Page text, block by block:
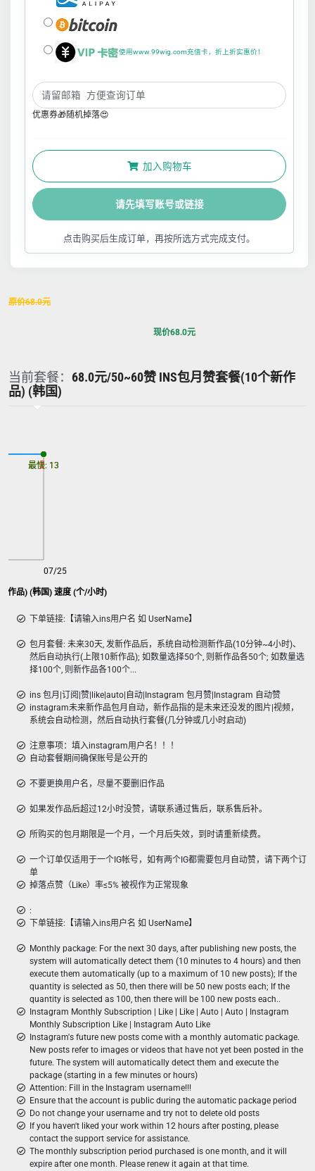
使用www.99wig.com充值卡，折上折实惠价！
优惠券🎁随机掉落😍
加入购物车
请先填写账号或链接
点击购买后生成订单，再按所选方式完成支付。
原价68.0元
现价68.0元
当前套餐： 68.0元/50~60赞 INS包月赞套餐(10个新作
品) (韩国)
作品) (韩国) 速度 (个/小时)
07/25
最慢: 13
最快: 13
下单链接:【请输入ins用户名 如 UserName】
包月套餐: 未来30天, 发新作品后，系统自动检测新作品(10分钟~4小时)、
然后自动执行(上限10新作品); 如数量选择50个, 则新作品各50个; 如数量选
择100个, 则新作品各100个...
ins 包月|订阅|赞|like|auto|自动|Instagram 包月赞|Instagram 自动赞
instagram未来新作品包月自动，新作品指的是未来还没发的图片|视频，
系统会自动检测，然后自动执行套餐(几分钟或几小时启动)
注意事项：填入instagram用户名！！！
自动套餐期间确保账号是公开的
不要更换用户名，尽量不要删旧作品
如果发作品后超过12小时没赞，请联系通过售后，联系售后补。
所购买的包月期限是一个月，一个月后失效，到时请重新续费。
一个订单仅适用于一个IG帐号，如有两个IG都需要包月自动赞，请下两个订
单
掉落点赞（Like）率≤5% 被视作为正常现象
:
下单链接:【请输入ins用户名 如 UserName】
Monthly package: For the next 30 days, after publishing new posts, the
system will automatically detect them (10 minutes to 4 hours) and then
execute them automatically (up to a maximum of 10 new posts); If the
quantity is selected as 50, then there will be 50 new posts each; If the
quantity is selected as 100, then there will be 100 new posts each..
Instagram Monthly Subscription | Like | Like | Auto | Auto | Instagram
Monthly Subscription Like | Instagram Auto Like
Instagram's future new posts come with a monthly automatic package.
New posts refer to images or videos that have not yet been posted in the
future. The system will automatically detect them and execute the
package (starting in a few minutes or hours)
Attention: Fill in the Instagram username!!!
Ensure that the account is public during the automatic package period
Do not change your username and try not to delete old posts
If you haven't liked your work within 12 hours after posting, please
contact the support service for assistance.
The monthly subscription period purchased is one month, and it will
expire after one month. Please renew it again at that time.